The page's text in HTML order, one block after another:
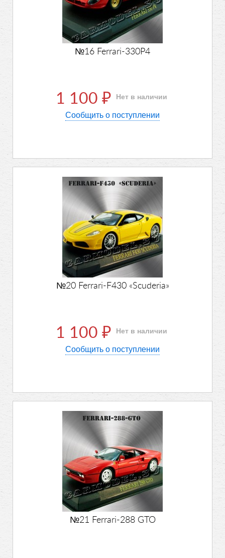
№16 Ferrari-330P4
1 100 ₽ Нет в наличии
Сообщить о поступлении
№20 Ferrari-F430 «Scuderia»
1 100 ₽ Нет в наличии
Сообщить о поступлении
№21 Ferrari-288 GTO